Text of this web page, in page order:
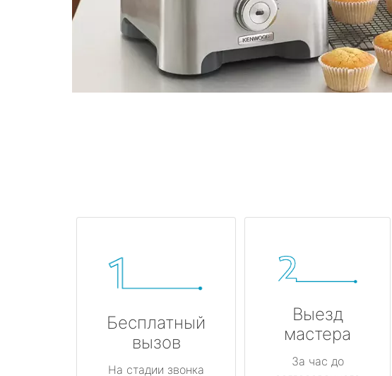
Бесплатный
вызов
На стадии звонка
Выезд
мастера
За час до